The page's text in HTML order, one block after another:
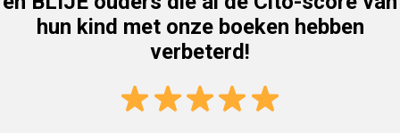
hun kind met onze boeken hebben
verbeterd!